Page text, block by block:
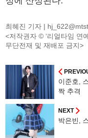
최혜진 기자 |
<저작권자 © ‘리얼타임 연
무단전재 및 재배포 금지>
이준호,
짝 추격
NEXT
박은빈,